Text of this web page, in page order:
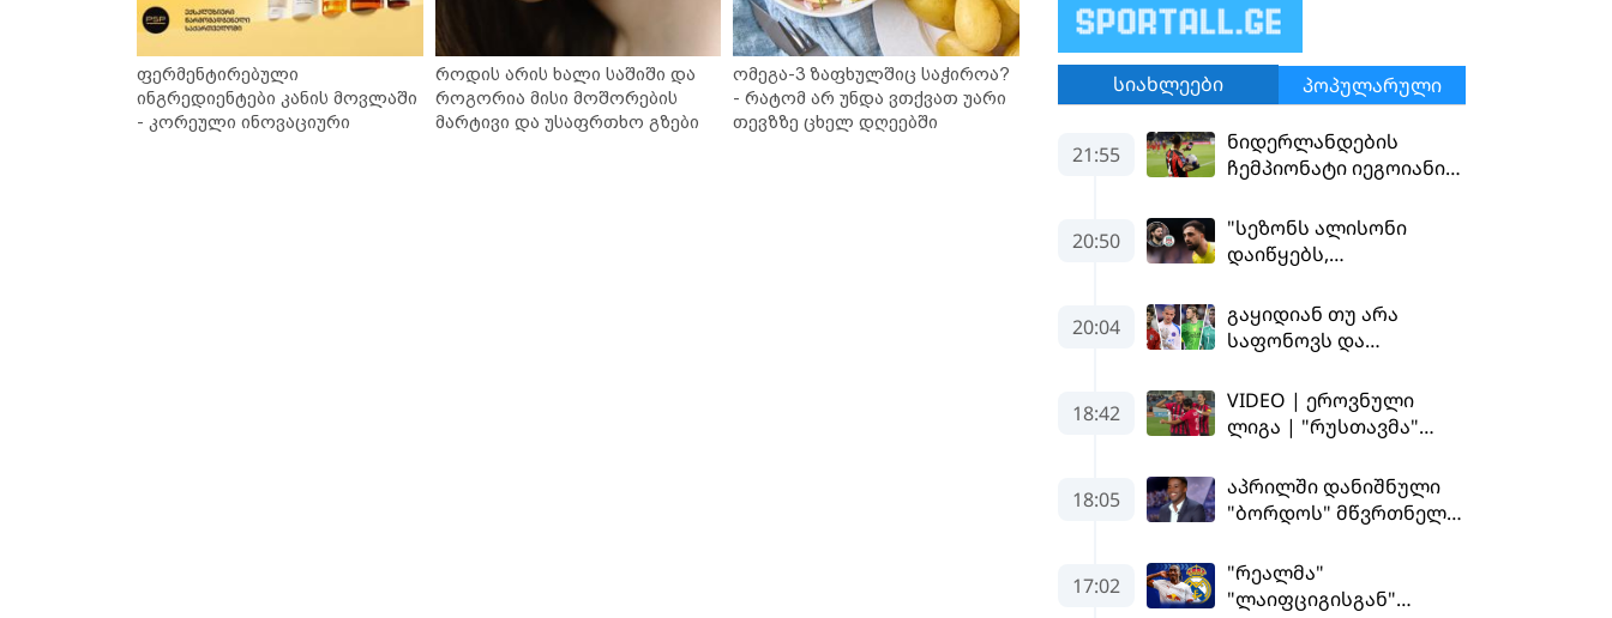
ფერმენტირებული
ინგრედიენტები კანის მოვლაში
- კორეული ინოვაციური
როდის არის ხალი საშიში და
როგორია მისი მოშორების
მარტივი და უსაფრთხო გზები
ომეგა-3 ზაფხულშიც საჭიროა?
- რატომ არ უნდა ვთქვათ უარი
თევზზე ცხელ დღეებში